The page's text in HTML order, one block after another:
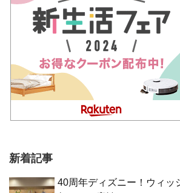
新着記事
40周年ディズニー！ウィッ